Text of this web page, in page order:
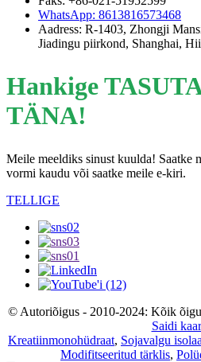
WhatsApp: 8613816573468
Aadress: R-1403, Zhongji
Jiadingu piirkond, Shanghai,
Hankige
TÄNA!
Meile meeldiks sinust kuulda! Saatke
vormi kaudu või saatke meile e-kiri.
TELLIGE
© Autoriõigus - 2010-2024: Kõik
Saidi
Kreatiinmonohüdraat, Sojavalgu
Modifitseeritud tärklis,